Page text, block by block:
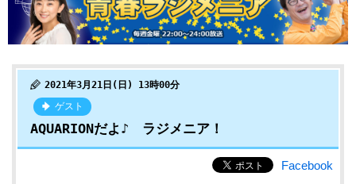
2021年3月21日(日) 13時00分
ゲスト
AQUARIONだよ♪ ラジメニア！
Facebook